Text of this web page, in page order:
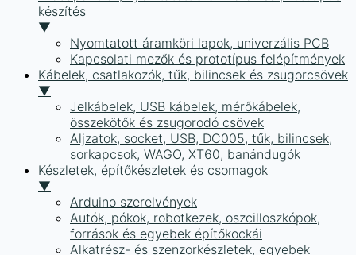
készítés
▼
Nyomtatott áramköri lapok, univerzális PCB
Kapcsolati mezők és prototípus felépítmények
Kábelek, csatlakozók, tűk, bilincsek és zsugorcsövek
▼
Jelkábelek, USB kábelek, mérőkábelek,
összekötők és zsugorodó csövek
Aljzatok, socket, USB, DC005, tűk, bilincsek,
sorkapcsok, WAGO, XT60, banándugók
Készletek, építőkészletek és csomagok
▼
Arduino szerelvények
Autók, pókok, robotkezek, oszcilloszkópok,
források és egyebek építőkockái
Alkatrész- és szenzorkészletek, egyebek